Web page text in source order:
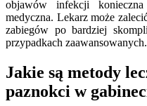
objawów infekcji
medyczna. Lekarz może
zabiegów po bardziej
przypadkach zaawansowanych.
Jakie są metody
paznokci w